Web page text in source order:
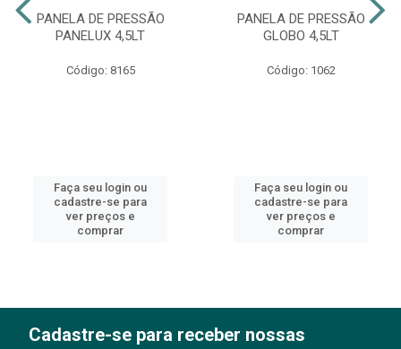
PANELA DE PRESSÃO
PANELUX 4,5LT
Código: 8165
Faça seu login ou
cadastre-se para
ver preços e
comprar
PANELA DE PRESSÃO
GLOBO 4,5LT
Código: 1062
Faça seu login ou
cadastre-se para
ver preços e
comprar
Cadastre-se para receber nossas